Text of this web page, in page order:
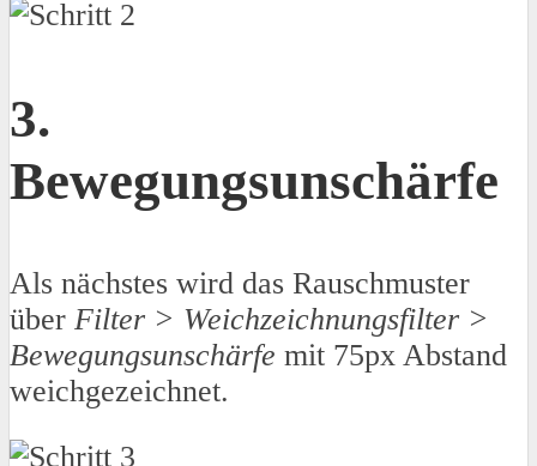
3.
Bewegungsunschärfe
Als nächstes wird das Rauschmuster
über Filter > Weichzeichnungsfilter >
Bewegungsunschärfe mit 75px Abstand
weichgezeichnet.